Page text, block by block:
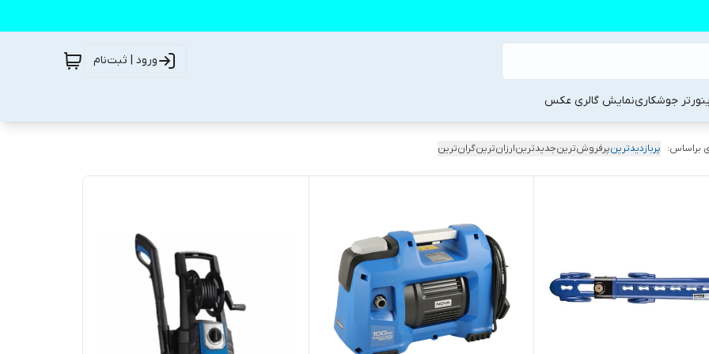
ورود | ثبت‌نام
جوشکارینمایش گالری عکس
براساس: پربازدیدترینپرفروش‌ترینجدیدترینارزان‌ترینگران‌ترین